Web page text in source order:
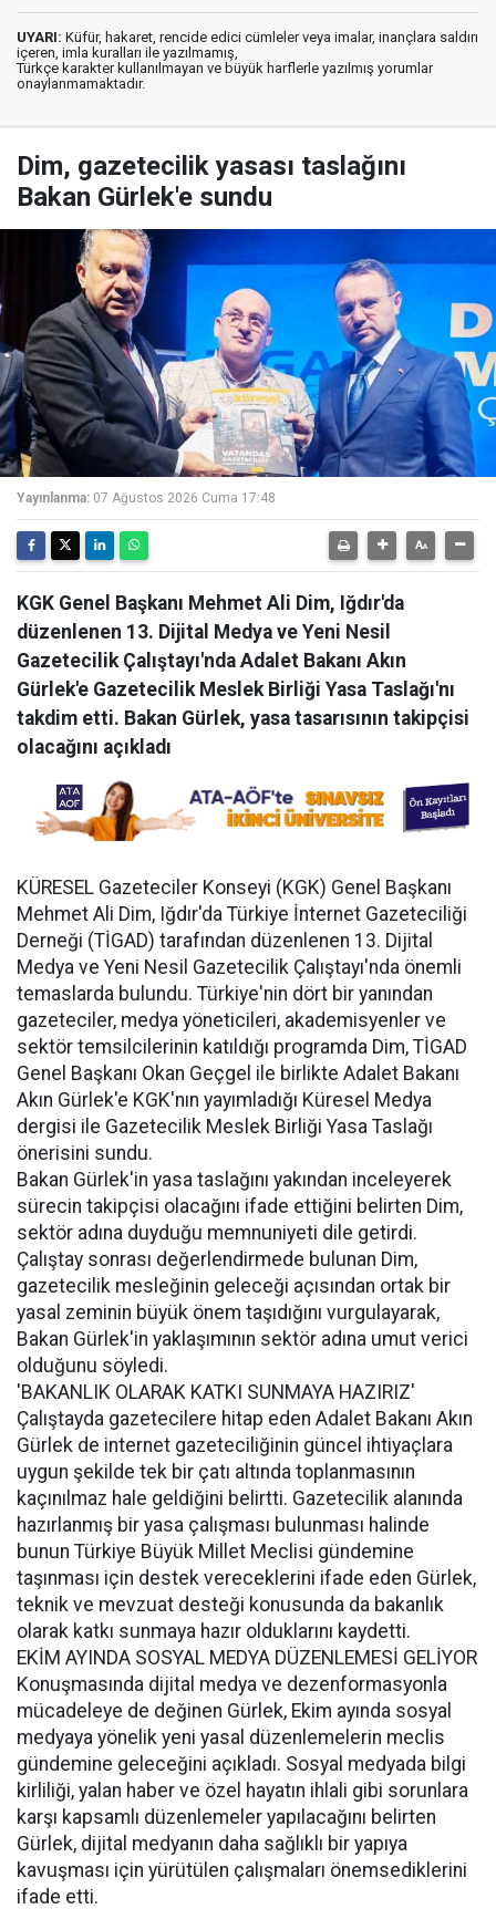
UYARI: Küfür, hakaret, rencide edici cümleler veya imalar, inançlara saldırı
içeren, imla kuralları ile yazılmamış,
Türkçe karakter kullanılmayan ve büyük harflerle yazılmış yorumlar
onaylanmamaktadır.
Dim, gazetecilik yasası taslağını
Bakan Gürlek'e sundu
Yayınlanma: 07 Ağustos 2026 Cuma 17:48
KGK Genel Başkanı Mehmet Ali Dim, Iğdır'da
düzenlenen 13. Dijital Medya ve Yeni Nesil
Gazetecilik Çalıştayı'nda Adalet Bakanı Akın
Gürlek'e Gazetecilik Meslek Birliği Yasa Taslağı'nı
takdim etti. Bakan Gürlek, yasa tasarısının takipçisi
olacağını açıkladı
KÜRESEL Gazeteciler Konseyi (KGK) Genel Başkanı
Mehmet Ali Dim, Iğdır'da Türkiye İnternet Gazeteciliği
Derneği (TİGAD) tarafından düzenlenen 13. Dijital
Medya ve Yeni Nesil Gazetecilik Çalıştayı'nda önemli
temaslarda bulundu. Türkiye'nin dört bir yanından
gazeteciler, medya yöneticileri, akademisyenler ve
sektör temsilcilerinin katıldığı programda Dim, TİGAD
Genel Başkanı Okan Geçgel ile birlikte Adalet Bakanı
Akın Gürlek'e KGK'nın yayımladığı Küresel Medya
dergisi ile Gazetecilik Meslek Birliği Yasa Taslağı
önerisini sundu.
Bakan Gürlek'in yasa taslağını yakından inceleyerek
sürecin takipçisi olacağını ifade ettiğini belirten Dim,
sektör adına duyduğu memnuniyeti dile getirdi.
Çalıştay sonrası değerlendirmede bulunan Dim,
gazetecilik mesleğinin geleceği açısından ortak bir
yasal zeminin büyük önem taşıdığını vurgulayarak,
Bakan Gürlek'in yaklaşımının sektör adına umut verici
olduğunu söyledi.
'BAKANLIK OLARAK KATKI SUNMAYA HAZIRIZ'
Çalıştayda gazetecilere hitap eden Adalet Bakanı Akın
Gürlek de internet gazeteciliğinin güncel ihtiyaçlara
uygun şekilde tek bir çatı altında toplanmasının
kaçınılmaz hale geldiğini belirtti. Gazetecilik alanında
hazırlanmış bir yasa çalışması bulunması halinde
bunun Türkiye Büyük Millet Meclisi gündemine
taşınması için destek vereceklerini ifade eden Gürlek,
teknik ve mevzuat desteği konusunda da bakanlık
olarak katkı sunmaya hazır olduklarını kaydetti.
EKİM AYINDA SOSYAL MEDYA DÜZENLEMESİ GELİYOR
Konuşmasında dijital medya ve dezenformasyonla
mücadeleye de değinen Gürlek, Ekim ayında sosyal
medyaya yönelik yeni yasal düzenlemelerin meclis
gündemine geleceğini açıkladı. Sosyal medyada bilgi
kirliliği, yalan haber ve özel hayatın ihlali gibi sorunlara
karşı kapsamlı düzenlemeler yapılacağını belirten
Gürlek, dijital medyanın daha sağlıklı bir yapıya
kavuşması için yürütülen çalışmaları önemsediklerini
ifade etti.